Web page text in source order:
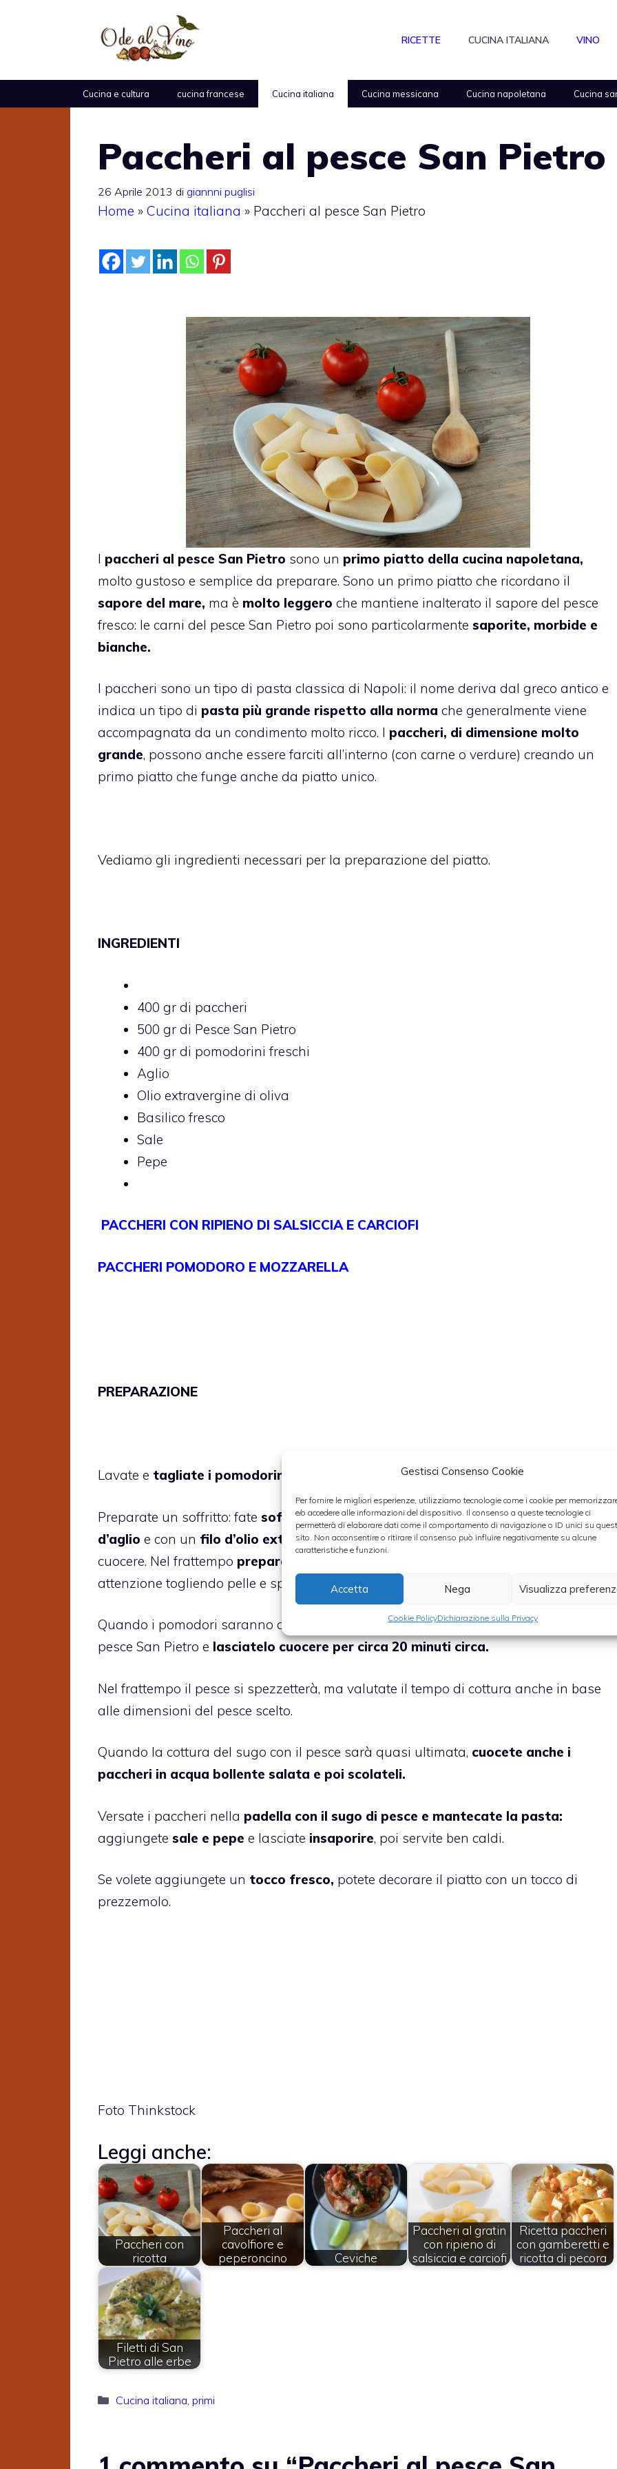
Gestisci Consenso Cookie
Per fornire le migliori esperienze, utilizziamo tecnologie come i cookie per
e/o accedere alle informazioni del dispositivo. Il consenso a queste tecnologie ci
permetterà di elaborare dati come il comportamento di navigazione o ID unici su
sito. Non acconsentire o ritirare il consenso può influire negativamente su alcune
caratteristiche e funzioni.
Accetta Nega Visualizza
Cookie PolicyDichiarazione sulla Privacy
RICETTE CUCINA ITALIANA VINO
Cucina e cultura cucina francese Cucina italiana Cucina messicana Cucina napoletana Cucina
Paccheri al pesce San Pietro
26 Aprile 2013 di giannni puglisi
Home » Cucina italiana » Paccheri al pesce San Pietro
I paccheri al pesce San Pietro sono un primo piatto della cucina napoletana,
molto gustoso e semplice da preparare. Sono un primo piatto che ricordano il
sapore del mare, ma è molto leggero che mantiene inalterato il sapore del pesce
fresco: le carni del pesce San Pietro poi sono particolarmente saporite, morbide e
bianche.
I paccheri sono un tipo di pasta classica di Napoli: il nome deriva dal greco antico e
indica un tipo di pasta più grande rispetto alla norma che generalmente viene
accompagnata da un condimento molto ricco. I paccheri, di dimensione molto
grande, possono anche essere farciti all’interno (con carne o verdure) creando un
primo piatto che funge anche da piatto unico.
Vediamo gli ingredienti necessari per la preparazione del piatto.
INGREDIENTI
400 gr di paccheri
500 gr di Pesce San Pietro
400 gr di pomodorini freschi
Aglio
Olio extravergine di oliva
Basilico fresco
Sale
Pepe
PACCHERI CON RIPIENO DI SALSICCIA E CARCIOFI
PACCHERI POMODORO E MOZZARELLA
PREPARAZIONE
Lavate e tagliate i pomodorini freschi.
Preparate un soffritto: fate soffriggere all’interno di una padella con uno spicchio
d’aglio e con un filo d’olio extravergine d’oliva.Unite ipomodorinie lasciateli
cuocere. Nel frattempo preparate il pesce San Pietro
attenzione togliendo pelle e spine.
Quando i pomodori saranno appassiti all’interno della padella aggiungete anche il
pesce San Pietro e lasciatelo cuocere per circa 20 minuti circa.
Nel frattempo il pesce si spezzetterà, ma valutate il tempo di cottura anche in base
alle dimensioni del pesce scelto.
Quando la cottura del sugo con il pesce sarà quasi ultimata, cuocete anche i
paccheri in acqua bollente salata e poi scolateli.
Versate i paccheri nella padella con il sugo di pesce e mantecate la pasta:
aggiungete sale e pepe e lasciate insaporire, poi servite ben caldi.
Se volete aggiungete un tocco fresco, potete decorare il piatto con un tocco di
prezzemolo.
Foto Thinkstock
Leggi anche:
Paccheri con
ricotta
Paccheri al
cavolfiore e
peperoncino
Ceviche
Paccheri al gratin
con ripieno di
salsiccia e carciofi
Ricetta paccheri
con gamberetti e
ricotta di pecora
Filetti di San
Pietro alle erbe
Categorie
Cucina italiana, primi